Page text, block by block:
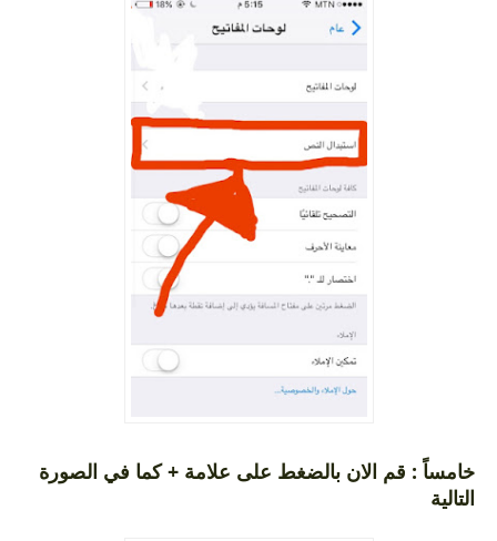
خامساً : قم الان بالضغط على علامة + كما في الصورة
التالية